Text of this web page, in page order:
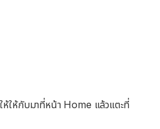
ให้กับมาที่หน้า Home แล้วแตะที่